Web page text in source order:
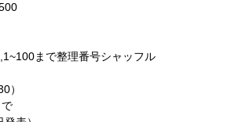
まで整理番号シャッフル
）